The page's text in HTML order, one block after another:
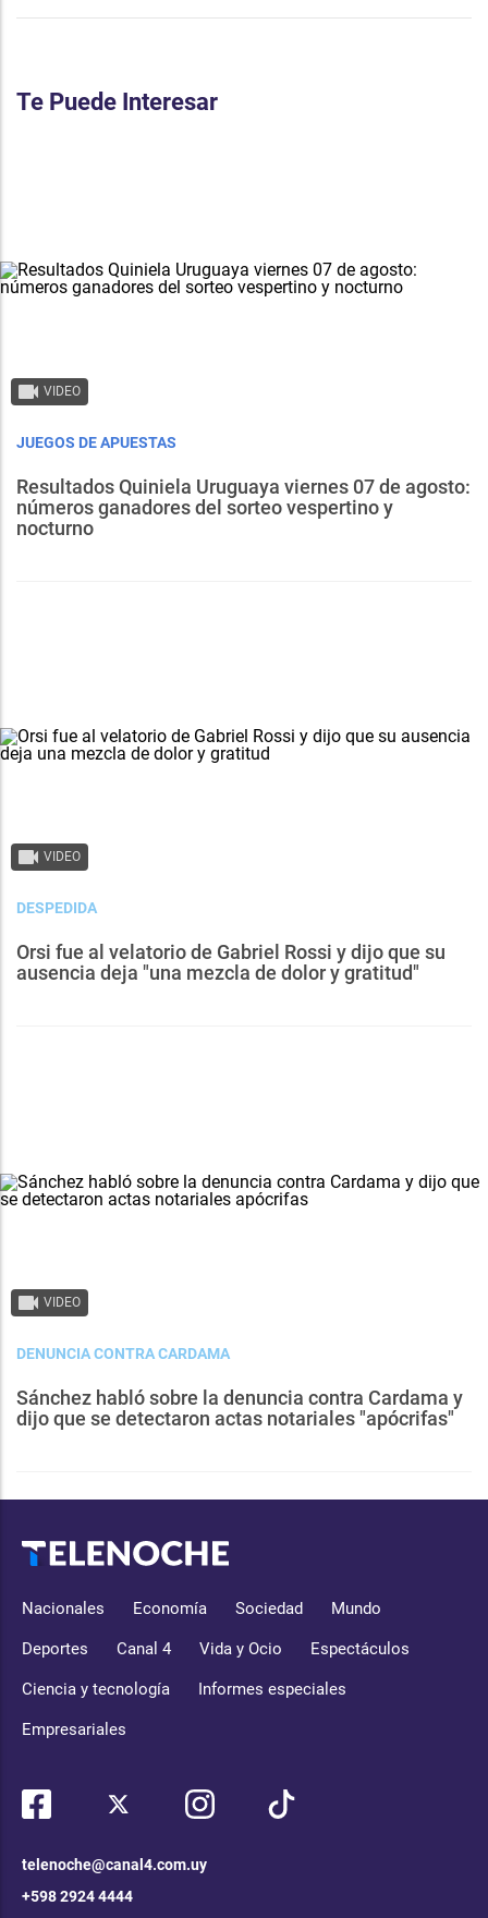
Te Puede Interesar
VIDEO
JUEGOS DE APUESTAS
Resultados Quiniela Uruguaya viernes 07 de agosto:
números ganadores del sorteo vespertino y
nocturno
VIDEO
DESPEDIDA
Orsi fue al velatorio de Gabriel Rossi y dijo que su
ausencia deja "una mezcla de dolor y gratitud"
VIDEO
DENUNCIA CONTRA CARDAMA
Sánchez habló sobre la denuncia contra Cardama y
dijo que se detectaron actas notariales "apócrifas"
Nacionales Economía Sociedad Mundo
Deportes Canal 4 Vida y Ocio Espectáculos
Ciencia y tecnología Informes especiales
Empresariales
telenoche@canal4.com.uy
+598 2924 4444